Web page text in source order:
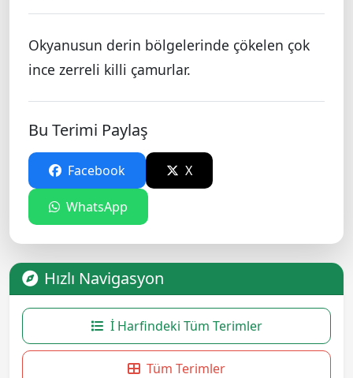
Okyanusun derin bölgelerinde çökelen çok
ince zerreli killi çamurlar.
Bu Terimi Paylaş
Facebook X
WhatsApp
Hızlı Navigasyon
İ Harfindeki Tüm Terimler
Tüm Terimler